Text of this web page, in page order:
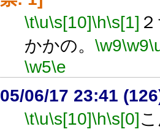
\t\u\s[10]\h\s[1]
かかの。 \w9\w9
\w5\e
05/06/17 23:41
\t\u\s[10]\h\s[0]